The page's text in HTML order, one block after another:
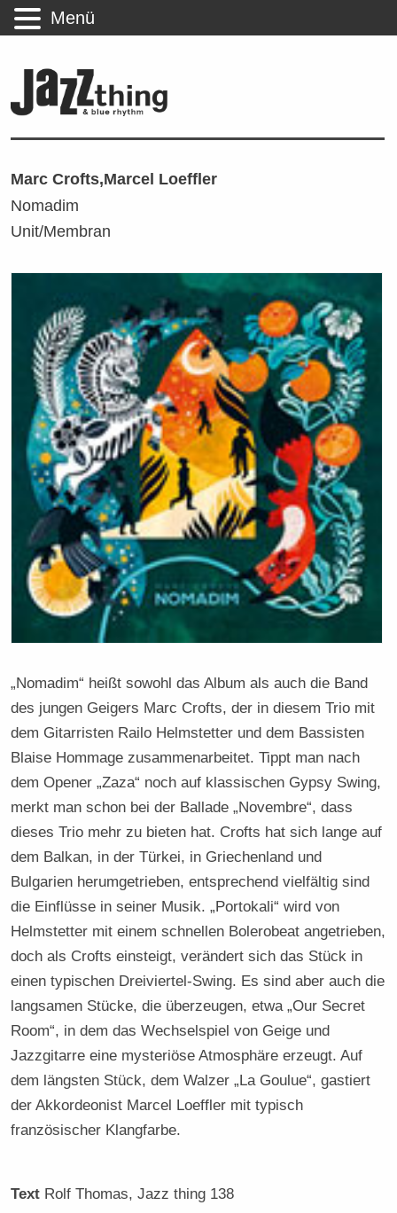
Marc Crofts,Marcel Loeffler
Nomadim
Unit/Membran
„Nomadim“ heißt sowohl das Album als auch die Band
des jungen Geigers Marc Crofts, der in diesem Trio mit
dem Gitarristen Railo Helmstetter und dem Bassisten
Blaise Hommage zusammenarbeitet. Tippt man nach
dem Opener „Zaza“ noch auf klassischen Gypsy Swing,
merkt man schon bei der Ballade „Novembre“, dass
dieses Trio mehr zu bieten hat. Crofts hat sich lange auf
dem Balkan, in der Türkei, in Griechenland und
Bulgarien herumgetrieben, entsprechend vielfältig sind
die Einflüsse in seiner Musik. „Portokali“ wird von
Helmstetter mit einem schnellen Bolerobeat angetrieben,
doch als Crofts einsteigt, verändert sich das Stück in
einen typischen Dreiviertel-Swing. Es sind aber auch die
langsamen Stücke, die überzeugen, etwa „Our Secret
Room“, in dem das Wechselspiel von Geige und
Jazzgitarre eine mysteriöse Atmosphäre erzeugt. Auf
dem längsten Stück, dem Walzer „La Goulue“, gastiert
der Akkordeonist Marcel Loeffler mit typisch
französischer Klangfarbe.
Text Rolf Thomas, Jazz thing 138
Menü